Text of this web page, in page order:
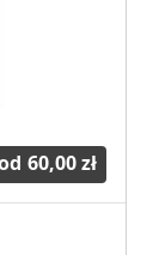
60,00 zł